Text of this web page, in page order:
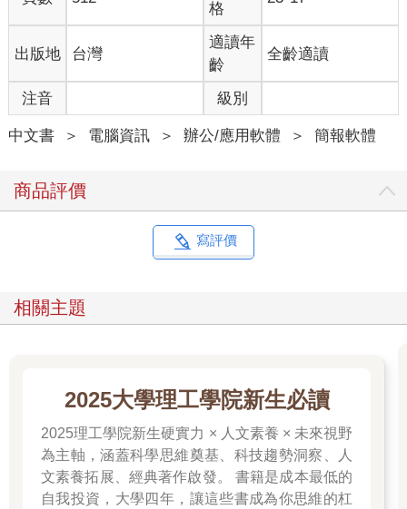
格
出版地 台灣
適讀年
齡
全齡適讀
注音 級別
中文書 ＞ 電腦資訊 ＞ 辦公/應用軟體 ＞ 簡報軟體
商品評價
寫評價
相關主題
2025大學理工學院新生必讀
2025理工學院新生硬實力 × 人文素養 × 未來視野
為主軸，涵蓋科學思維奠基、科技趨勢洞察、人
文素養拓展、經典著作啟發。 書籍是成本最低的
自我投資，大學四年，讓這些書成為你思維的杠